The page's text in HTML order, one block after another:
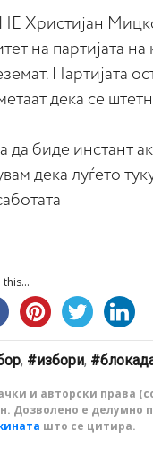
Христијан
на партијата на
Партијата
дека се
биде инстант
дека луѓето туку
this...
, избори,
и авторски права
Дозволено е делумно
што се цитира.